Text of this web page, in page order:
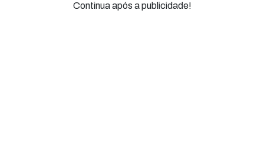
Continua após a publicidade!